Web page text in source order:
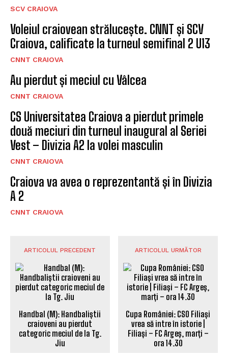
SCV CRAIOVA
Voleiul craiovean strălucește. CNNT și SCV
Craiova, calificate la turneul semifinal 2 U13
CNNT CRAIOVA
Au pierdut și meciul cu Vâlcea
CNNT CRAIOVA
CS Universitatea Craiova a pierdut primele
două meciuri din turneul inaugural al Seriei
Vest – Divizia A2 la volei masculin
CNNT CRAIOVA
Craiova va avea o reprezentantă și în Divizia
A 2
CNNT CRAIOVA
ARTICOLUL PRECEDENT
Handbal (M): Handbaliștii
craioveni au pierdut
categoric meciul de la Tg.
Jiu
ARTICOLUL URMĂTOR
Cupa României: CSO Filiași
vrea să intre în istorie |
Filiași – FC Argeș, marți –
ora 14.30